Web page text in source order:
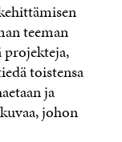
teeman
projekteja,
toistensa
ja
johon